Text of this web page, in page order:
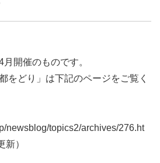
開催のものです。
をどり」は下記のページをご覧く
newsblog/topics2/archives/276.ht
）